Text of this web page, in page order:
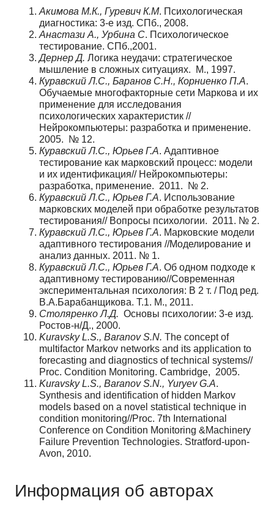
Акимова М.К., Гуревич К.М. Психологическая
диагностика: 3-е изд. СПб., 2008.
Анастази А., Урбина С. Психологическое
тестирование. СПб.,2001.
Дернер Д. Логика неудачи: стратегическое
мышление в сложных ситуациях. М., 1997.
Куравский Л.С., Баранов С.Н., Корниенко П.А.
Обучаемые многофакторные сети Маркова и их
применение для исследования
психологических характеристик //
Нейрокомпьютеры: разработка и применение.
2005. № 12.
Куравский Л.С., Юрьев Г.А. Адаптивное
тестирование как марковский процесс: модели
и их идентификация// Нейрокомпьютеры:
разработка, применение. 2011. № 2.
Куравский Л.С., Юрьев Г.А. Использование
марковских моделей при обработке результатов
тестирования// Вопросы психологии. 2011. № 2.
Куравский Л.С., Юрьев Г.А. Марковские модели
адаптивного тестирования //Моделирование и
анализ данных. 2011. № 1.
Куравский Л.С., Юрьев Г.А. Об одном подходе к
адаптивному тестированию//Современная
экспериментальная психология: В 2 т. / Под ред.
В.А.Барабанщикова. Т.1. М., 2011.
Столяренко Л.Д. Основы психологии: 3-е изд.
Ростов-н/Д., 2000.
Kuravsky L.S., Baranov S.N. The concept of
multifactor Markov networks and its application to
forecasting and diagnostics of technical systems//
Proc. Condition Monitoring. Cambridge, 2005.
Kuravsky L.S., Baranov S.N., Yuryev G.A.
Synthesis and identification of hidden Markov
models based on a novel statistical technique in
condition monitoring//Proc. 7th International
Conference on Condition Monitoring &Machinery
Failure Prevention Technologies. Stratford-upon-
Avon, 2010.
Информация об авторах